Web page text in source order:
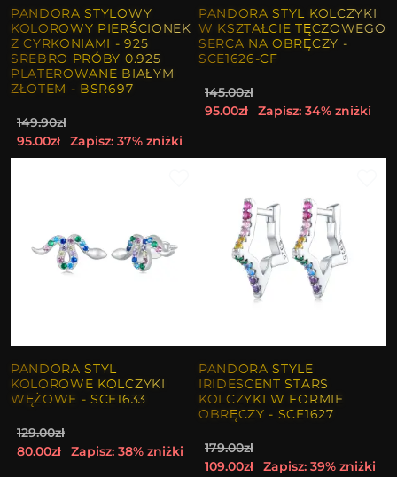
PANDORA STYLOWY
KOLOROWY PIERŚCIONEK
Z CYRKONIAMI - 925
SREBRO PRÓBY 0.925
PLATEROWANE BIAŁYM
ZŁOTEM - BSR697
149.90zł
95.00zł
Zapisz: 37% zniżki
PANDORA STYL KOLCZYKI
W KSZTAŁCIE TĘCZOWEGO
SERCA NA OBRĘCZY -
SCE1626-CF
145.00zł
95.00zł
Zapisz: 34% zniżki
PANDORA STYL
KOLOROWE KOLCZYKI
WĘŻOWE - SCE1633
129.00zł
80.00zł
Zapisz: 38% zniżki
PANDORA STYLE
IRIDESCENT STARS
KOLCZYKI W FORMIE
OBRĘCZY - SCE1627
179.00zł
109.00zł
Zapisz: 39% zniżki